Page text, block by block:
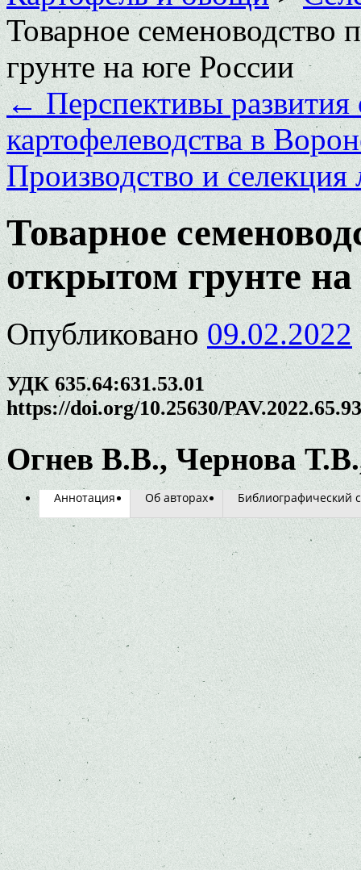
Товарное семеноводство
грунте на юге России
←Перспективы развития
картофелеводства в
Производство и
Товарное
открытом грунте
Опубликовано 09.02.2022
УДК 635.64:631.53.01
https://doi.org/10.25630/
Огнев В.В., Чернова
Аннотация Об авторах Библиографический